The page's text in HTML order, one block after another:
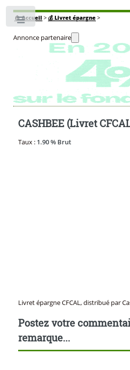
🏠Accueil > 💰 Livret épargne>
Annonce partenaire
CASHBEE (Livret
Taux : 1.90 % Brut
Livret épargne CFCAL, distribué par
Postez votre
remarque...
Toggle